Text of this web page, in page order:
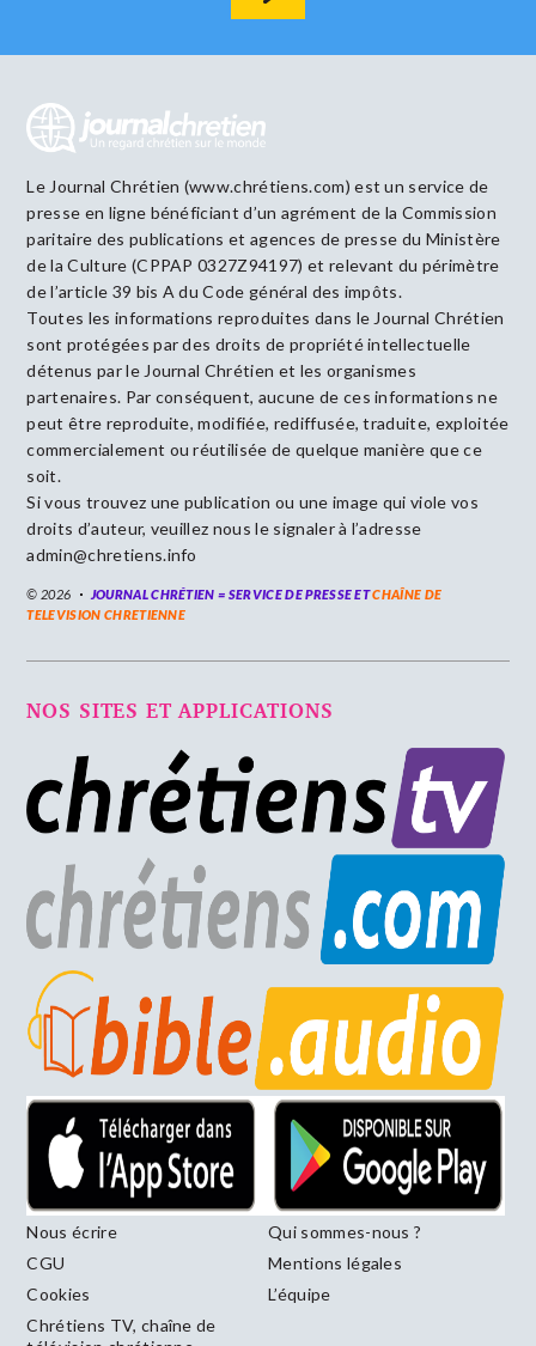
Le Journal Chrétien (www.chrétiens.com) est un service de
presse en ligne bénéficiant d’un agrément de la Commission
paritaire des publications et agences de presse du Ministère
de la Culture (CPPAP 0327Z94197) et relevant du périmètre
de l’article 39 bis A du Code général des impôts.
Toutes les informations reproduites dans le Journal Chrétien
sont protégées par des droits de propriété intellectuelle
détenus par le Journal Chrétien et les organismes
partenaires. Par conséquent, aucune de ces informations ne
peut être reproduite, modifiée, rediffusée, traduite, exploitée
commercialement ou réutilisée de quelque manière que ce
soit.
Si vous trouvez une publication ou une image qui viole vos
droits d’auteur, veuillez nous le signaler à l’adresse
admin@chretiens.info
© 2026 JOURNAL CHRÉTIEN = SERVICE DE PRESSE ETCHAÎNE DE
TELEVISION CHRETIENNE
NOS SITES ET APPLICATIONS
Nous écrire
Qui sommes-nous ?
CGU
Mentions légales
Cookies
L’équipe
Chrétiens TV, chaîne de